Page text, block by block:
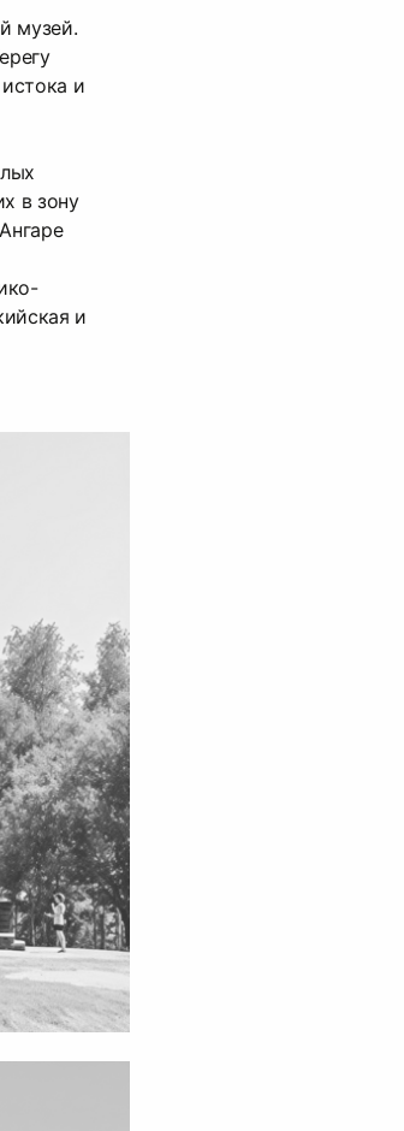
музей.
и
в зону
и